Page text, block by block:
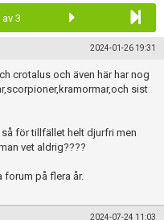
av 3
2024-01-26 19:31
crotalus och även här har nog
sist
för tillfället helt djurfri men
vet aldrig????
på flera år.
2024-07-24 11:03
Privacy Policy